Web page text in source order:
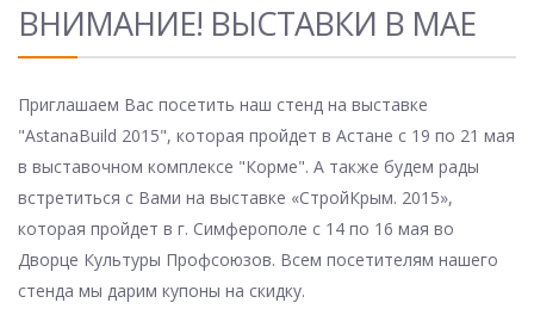
ВНИМАНИЕ! ВЫСТАВКИ В МАЕ
Приглашаем Вас посетить наш стенд на выставке
"AstanaBuild 2015", которая пройдет в Астане с 19 по 21 мая
в выставочном комплексе "Корме". А также будем рады
встретиться с Вами на выставке «СтройКрым. 2015»,
которая пройдет в г. Симферополе с 14 по 16 мая во
Дворце Культуры Профсоюзов. Всем посетителям нашего
стенда мы дарим купоны на скидку.